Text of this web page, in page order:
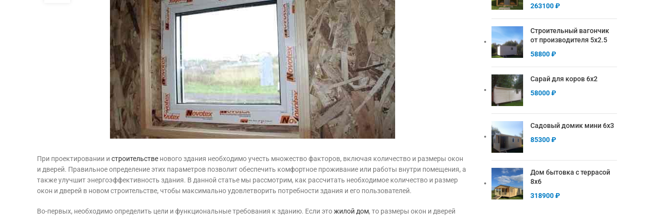
При проектировании и строительстве нового здания необходимо учесть множество факторов, включая количество и размеры окон
и дверей. Правильное определение этих параметров позволит обеспечить комфортное проживание или работы внутри помещения, а
также улучшит энергоэффективность здания. В данной статье мы рассмотрим, как рассчитать необходимое количество и размер
окон и дверей в новом строительстве, чтобы максимально удовлетворить потребности здания и его пользователей.
Во-первых, необходимо определить цели и функциональные требования к зданию. Если этожилой дом, то размеры окон и дверей
263100₽
Строительный вагончик
от производителя 5х2.5
58800₽
Сарай для коров 6х2
58000₽
Садовый домик мини 6х3
85300₽
Дом бытовка с террасой
8х6
318900₽